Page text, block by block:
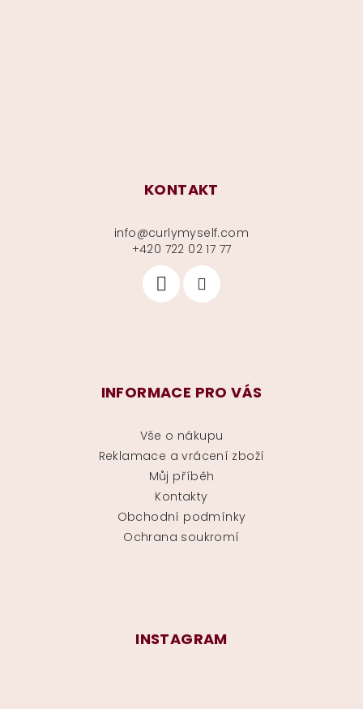
KONTAKT
info@curlymyself.com
+420 722 02 17 77
INFORMACE PRO VÁS
Vše o nákupu
Reklamace a vrácení zboží
Můj příběh
Kontakty
Obchodní podmínky
Ochrana soukromí
INSTAGRAM